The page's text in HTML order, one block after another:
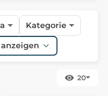
Kategorie
20